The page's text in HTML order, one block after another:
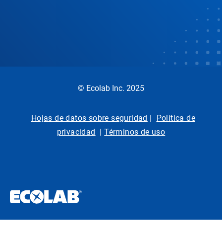
© Ecolab Inc. 2025
Hojas de datos sobre seguridad | Política de
privacidad |Términos de uso